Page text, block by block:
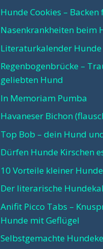
Hunde Cookies –
Nasenkrankheiten beim
Literaturkalender Hunde
Regenbogenbrücke –
geliebten Hund
In Memoriam Pumba
Havaneser Bichon
Top Bob – dein Hund
Dürfen Hunde Kirschen
10 Vorteile kleiner Hunde
Der literarische
Anifit Picco Tabs –
Hunde mit Geflügel
Selbstgemachte